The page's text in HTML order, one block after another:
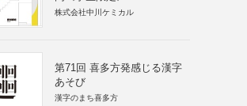
株式会社中川ケミカル
第71回 喜多方発感じる漢字
あそび
漢字のまち喜多方